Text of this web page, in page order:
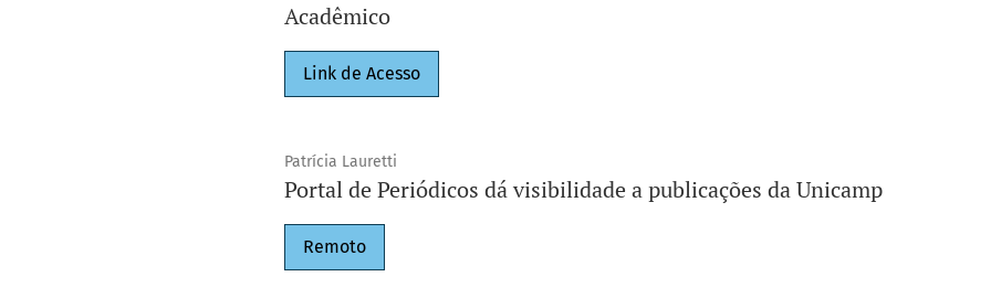
Acadêmico
Link de Acesso
Patrícia Lauretti
Portal de Periódicos dá visibilidade a publicações da Unicamp
Remoto